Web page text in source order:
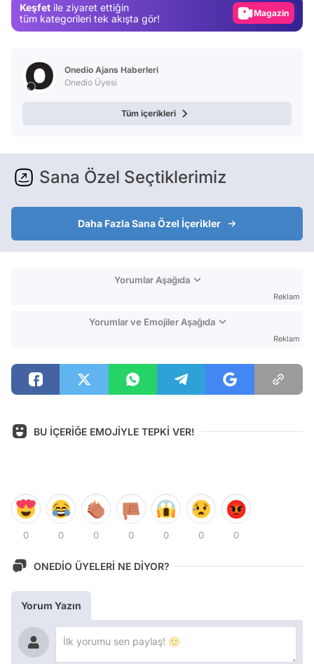
Keşfet ile ziyaret ettiğin
tüm kategorileri tek akışta gör!
Magazin
Onedio Ajans Haberleri
Onedio Üyesi
Tüm içerikleri
Sana Özel Seçtiklerimiz
Daha Fazla Sana Özel İçerikler
Yorumlar Aşağıda
Reklam
Yorumlar ve Emojiler Aşağıda
Reklam
BU İÇERİĞE EMOJİYLE TEPKİ VER!
0 0 0 0 0 0 0
ONEDİO ÜYELERİ NE DİYOR?
Yorum Yazın